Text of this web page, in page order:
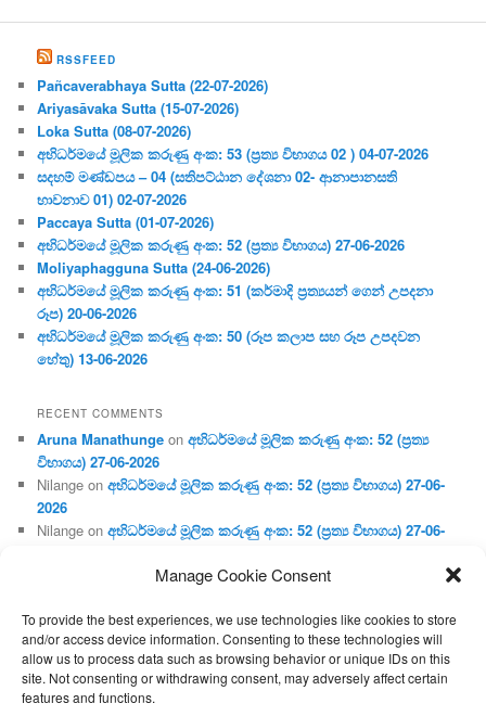
Manage Cookie Consent
To provide the best experiences, we use technologies like cookies to store
and/or access device information. Consenting to these technologies will
allow us to process data such as browsing behavior or unique IDs on this
site. Not consenting or withdrawing consent, may adversely affect certain
features and functions.
RSSFEED
Pañcaverabhaya Sutta (22-07-2026)
Ariyasāvaka Sutta (15-07-2026)
Loka Sutta (08-07-2026)
අභිධර්මයේ මූලික කරුණු අංක: 53 (ප්‍ර‍ත්‍ය විභාගය 02 ) 04-07-2026
සදහම් මණ්ඩපය – 04 (සතිපට්ඨාන දේශනා 02- ආනාපානසති
භාවනාව 01) 02-07-2026
Paccaya Sutta (01-07-2026)
අභිධර්මයේ මූලික කරුණු අංක: 52 (ප්‍ර‍ත්‍ය විභාගය) 27-06-2026
Moliyaphagguna Sutta (24-06-2026)
අභිධර්මයේ මූලික කරුණු අංක: 51 (කර්මාදි ප්‍ර‍ත්‍යයන් ගෙන් උපදනා
රූප) 20-06-2026
අභිධර්මයේ මූලික කරුණු අංක: 50 (රූප කලාප සහ රූප උපදවන
හේතු) 13-06-2026
RECENT COMMENTS
Aruna Manathunge onඅභිධර්මයේ මූලික කරුණු අංක: 52 (ප්‍ර‍ත්‍ය
විභාගය) 27-06-2026
Nilange onඅභිධර්මයේ මූලික කරුණු අංක: 52 (ප්‍ර‍ත්‍ය විභාගය) 27-06-
2026
Nilange onඅභිධර්මයේ මූලික කරුණු අංක: 52 (ප්‍ර‍ත්‍ය විභාගය) 27-06-
Aruna Manathungeonඅභිධර්මයේ මූලික කරුණු අංක: 46 (හෘදය,
Gunaratneonඅභිධර්මයේ මූලික කරුණු අංක: 46 (හෘදය, ජීවිත,
ආහාර රූප) 02-05-2026